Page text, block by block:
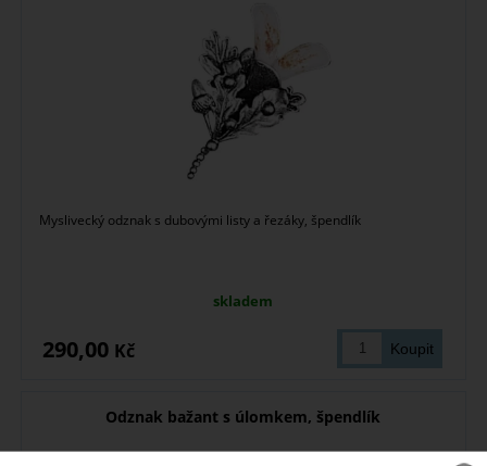
Myslivecký odznak s dubovými listy a řezáky, špendlík
skladem
290,00 Kč
Odznak bažant s úlomkem, špendlík